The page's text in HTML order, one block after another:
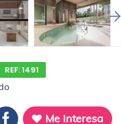
REF: 1491
Me Interesa